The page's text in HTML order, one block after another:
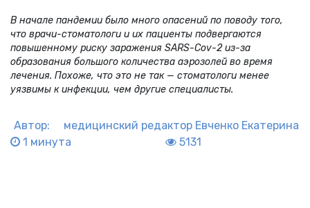
В начале пандемии было много опасений по поводу того,
что врачи-стоматологи и их пациенты подвергаются
повышенному риску заражения SARS-Cov-2 из-за
образования большого количества аэрозолей во время
лечения. Похоже, что это не так — стоматологи менее
уязвимы к инфекции, чем другие специалисты.
Автор: медицинский редактор Евченко Екатерина
1 минута
5131